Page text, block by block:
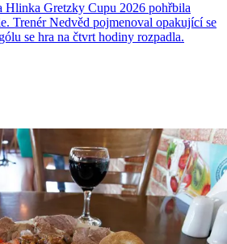
Hlinka Gretzky Cupu 2026 pohřbila
Trenér Nedvěd pojmenoval opakující se
se hra na čtvrt hodiny rozpadla.